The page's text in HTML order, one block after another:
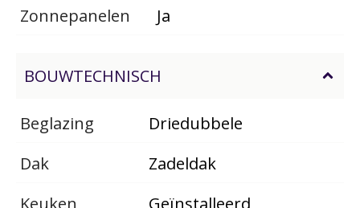
Zonnepanelen
Ja
BOUWTECHNISCH
Beglazing
Driedubbele
Dak
Zadeldak
Keuken
Geïnstalleerd